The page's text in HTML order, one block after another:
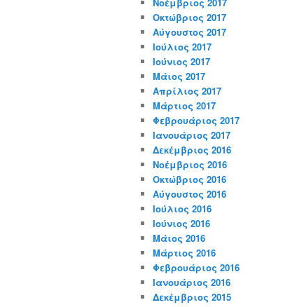
Νοέμβριος 2017
Οκτώβριος 2017
Αύγουστος 2017
Ιούλιος 2017
Ιούνιος 2017
Μάιος 2017
Απρίλιος 2017
Μάρτιος 2017
Φεβρουάριος 2017
Ιανουάριος 2017
Δεκέμβριος 2016
Νοέμβριος 2016
Οκτώβριος 2016
Αύγουστος 2016
Ιούλιος 2016
Ιούνιος 2016
Μάιος 2016
Μάρτιος 2016
Φεβρουάριος 2016
Ιανουάριος 2016
Δεκέμβριος 2015